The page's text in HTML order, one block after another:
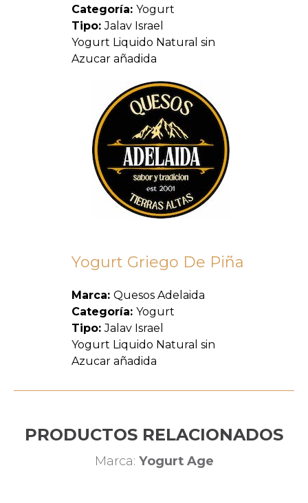
Categoría: Yogurt
Tipo:Jalav Israel
Yogurt Liquido Natural sin
Azucar añadida
Yogurt Griego De Piña
Marca: Quesos Adelaida
Categoría: Yogurt
Tipo:Jalav Israel
Yogurt Liquido Natural sin
Azucar añadida
PRODUCTOS RELACIONADOS
Marca: Yogurt Age